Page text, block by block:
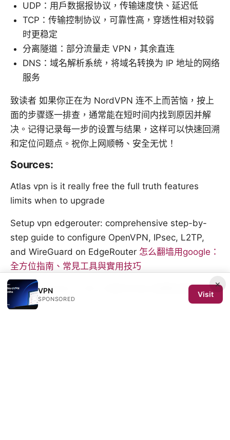
UDP：用户数据报协议，传输速度快、延迟低
TCP：传输控制协议，可靠性高，穿透性相对较弱
时更稳定
分离隧道：部分流量走 VPN，其余直连
DNS：域名解析系统，将域名转换为 IP 地址的网络
服务
致读者 如果你正在为 NordVPN 连不上而苦恼，按上
面的步骤逐一排查，通常能在短时间内找到原因并解
决。记得记录每一步的设置与结果，这样可以快速回溯
和定位问题点。祝你上网顺畅、安全无忧！
Sources:
Atlas vpn is it really free the full truth features
limits when to upgrade
Setup vpn edgerouter: comprehensive step-by-
step guide to configure OpenVPN, IPsec, L2TP,
and WireGuard on EdgeRouter 怎么翻墙用google：
全方位指南、常見工具與實用技巧
Nordvpnのvatインボイス発行方法と経費処理のすべ
て
×
VPN
SPONSORED
Visit